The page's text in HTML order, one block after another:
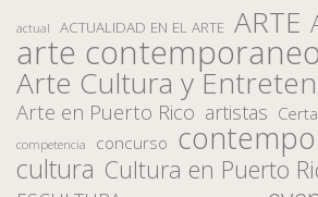
actual ACTUALIDAD EN EL ARTE ARTE
arte contemporaneo
Arte Cultura y
Arte en Puerto Rico artistas
competencia concurso
cultura Cultura en Puerto